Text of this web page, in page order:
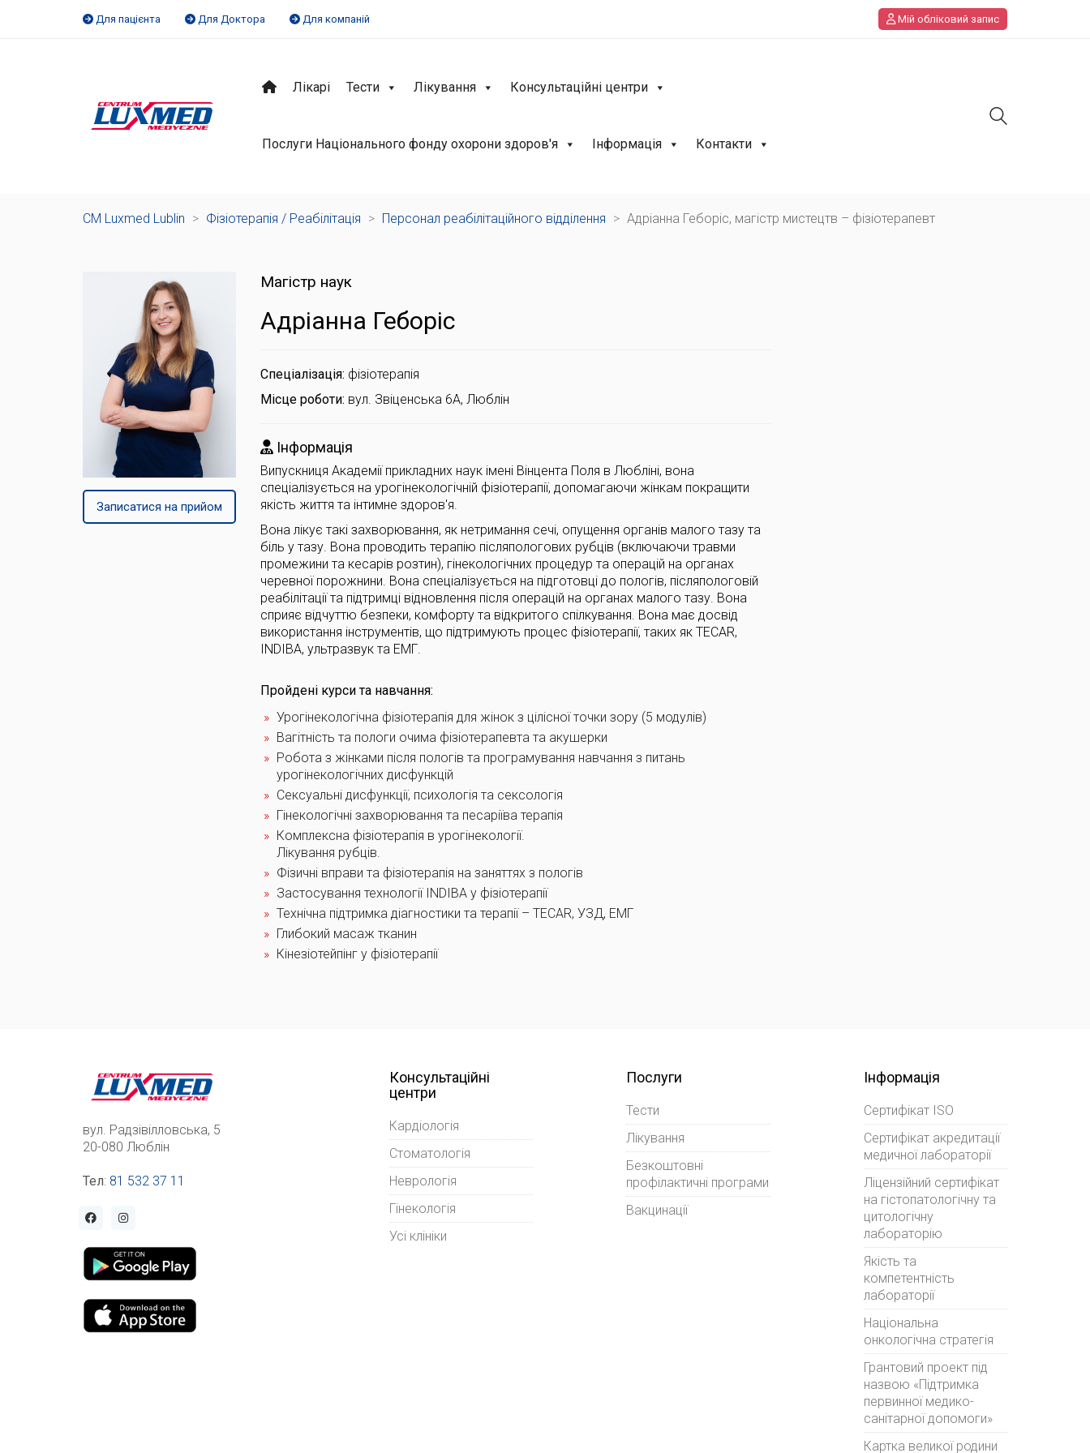
Для пацієнта Для Доктора Для компаній Мій обліковий запис
Лікарі Тести Лікування Консультаційні центри
Послуги Національного фонду охорони здоров'я Інформація Контакти
CM Luxmed Lublin > Фізіотерапія / Реабілітація > Персонал реабілітаційного відділення > Адріанна Геборіс, магістр мистецтв – фізіотерапевт
Записатися на прийом
Магістр наук
Адріанна Геборіс
Спеціалізація: фізіотерапія
Місце роботи: вул. Звіценська 6А, Люблін
Інформація
Випускниця Академії прикладних наук імені Вінцента Поля в Любліні, вона
спеціалізується на урогінекологічній фізіотерапії, допомагаючи жінкам покращити
якість життя та інтимне здоров'я.
Вона лікує такі захворювання, як нетримання сечі, опущення органів малого тазу та
біль у тазу. Вона проводить терапію післяпологових рубців (включаючи травми
промежини та кесарів розтин), гінекологічних процедур та операцій на органах
черевної порожнини. Вона спеціалізується на підготовці до пологів, післяпологовій
реабілітації та підтримці відновлення після операцій на органах малого тазу. Вона
сприяє відчуттю безпеки, комфорту та відкритого спілкування. Вона має досвід
використання інструментів, що підтримують процес фізіотерапії, таких як TECAR,
INDIBA, ультразвук та ЕМГ.
Пройдені курси та навчання:
Урогінекологічна фізіотерапія для жінок з цілісної точки зору (5 модулів)
Вагітність та пологи очима фізіотерапевта та акушерки
Робота з жінками після пологів та програмування навчання з питань
урогінекологічних дисфункцій
Сексуальні дисфункції, психологія та сексологія
Гінекологічні захворювання та песаріїва терапія
Комплексна фізіотерапія в урогінекології.
Лікування рубців.
Фізичні вправи та фізіотерапія на заняттях з пологів
Застосування технології INDIBA у фізіотерапії
Технічна підтримка діагностики та терапії – TECAR, УЗД, ЕМГ
Глибокий масаж тканин
Кінезіотейпінг у фізіотерапії
вул. Радзівілловська, 5
20-080 Люблін
Тел: 81 532 37 11
Консультаційні
центри
Кардіологія
Стоматологія
Неврологія
Гінекологія
Усі клініки
Послуги
Тести
Лікування
Безкоштовні
профілактичні програми
Вакцинації
Інформація
Сертифікат ISO
Сертифікат акредитації
медичної лабораторії
Ліцензійний сертифікат
на гістопатологічну та
цитологічну
лабораторію
Якість та
компетентність
лабораторії
Національна
онкологічна стратегія
Грантовий проект під
назвою «Підтримка
первинної медико-
санітарної допомоги»
Картка великої родини